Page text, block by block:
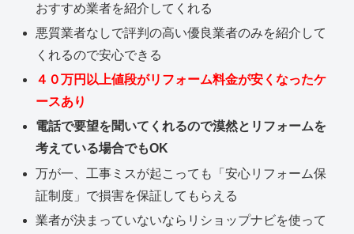
おすすめ業者を紹介してくれる
悪質業者なしで評判の高い優良業者のみを紹介して
くれるので安心できる
４０万円以上値段がリフォーム料金が安くなったケ
ースあり
電話で要望を聞いてくれるので漠然とリフォームを
考えている場合でもOK
万が一、工事ミスが起こっても「安心リフォーム保
証制度」で損害を保証してもらえる
業者が決まっていないならリショップナビを使って